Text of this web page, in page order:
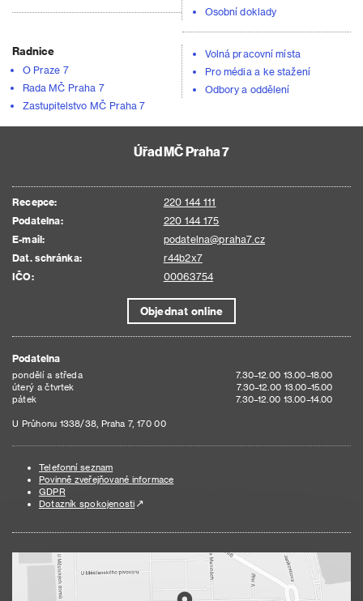
Osobní doklady
Radnice
O Praze 7
Rada MČ Praha 7
Zastupitelstvo MČ Praha 7
Volná pracovní místa
Pro média a ke stažení
Odbory a oddělení
Úřad MČ Praha 7
Recepce:
220 144 111
Podatelna:
220 144 175
E-mail:
podatelna@praha7.cz
Dat. schránka:
r44b2x7
IČO:
00063754
Objednat online
Podatelna
pondělí a středa
7.30–12.00 13.00–18.00
úterý a čtvrtek
7.30–12.00 13.00–15.00
pátek
7.30–12.00 13.00–14.00
U Průhonu 1338/38, Praha 7, 170 00
Telefonní seznam
Povinně zveřejňované informace
GDPR
Dotazník spokojenosti